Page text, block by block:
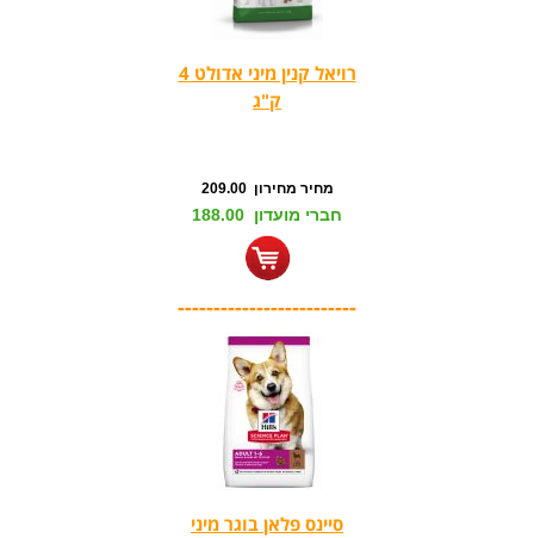
רויאל קנין מיני אדולט 4
ק"ג
מחיר מחירון 209.00
חברי מועדון 188.00
-------------------------
סיינס פלאן בוגר מיני